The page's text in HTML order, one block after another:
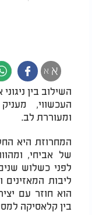
א א
השילוב בין
העכשווי,
ומעוררת לב.
המחרוזת היא
של אביחי,
לפני כשלוש
ליבות
הוא חוזר עם
בין קלאסיקה